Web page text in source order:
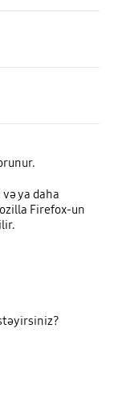
ya daha
Firefox-un